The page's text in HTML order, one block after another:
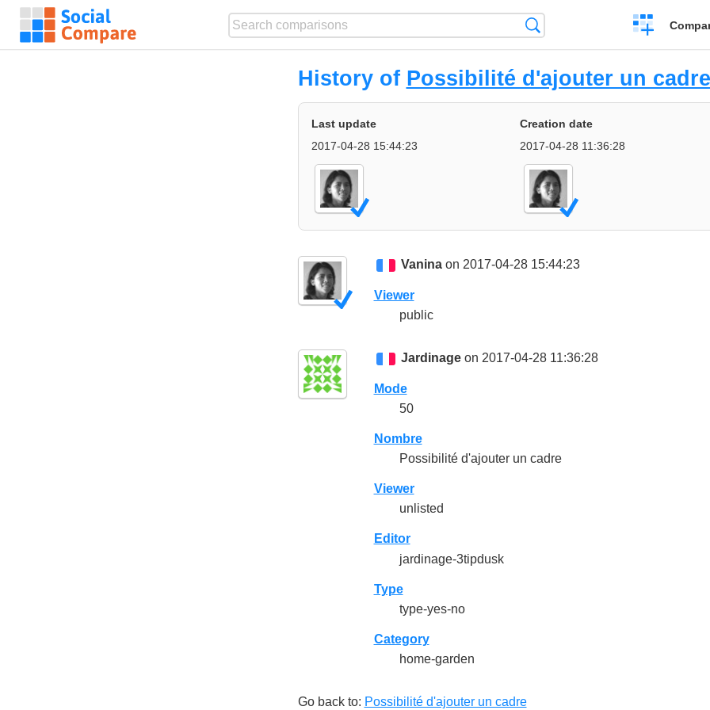
Crear
una
comparación
History of Possibilité d'ajouter un cadre
Last update
2017-04-28 15:44:23
Creation date
2017-04-28 11:36:28
Vaninaon 2017-04-28 15:44:23
Viewer
public
Jardinageon 2017-04-28 11:36:28
Mode
50
Nombre
Possibilité d'ajouter un cadre
Viewer
unlisted
Editor
jardinage-3tipdusk
Type
type-yes-no
Category
home-garden
Go back to: Possibilité d'ajouter un cadre